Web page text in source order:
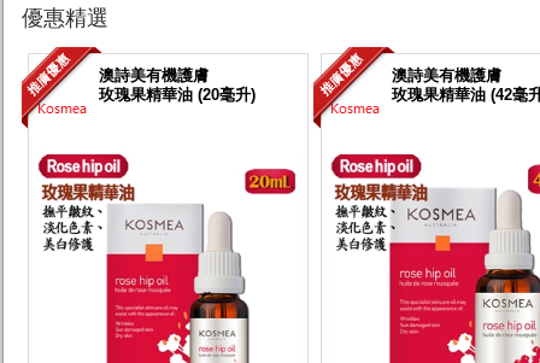
優惠精選
澳詩美有機護膚
玫瑰果精華油 (20毫升)
澳詩美有機護膚
玫瑰果精華油 (42毫